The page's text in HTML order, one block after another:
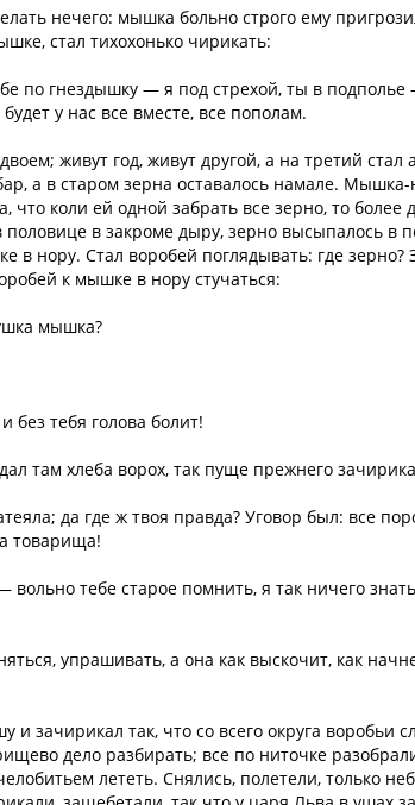
нечего: мышка больно строго ему
стал тихохонько чирикать:
по гнездышку — я под стрехой, ты в подполье
у нас все вместе, все пополам.
живут год, живут другой, а на третий стал
а в старом зерна оставалось намале.
коли ей одной забрать все зерно, то более
в закроме дыру, зерно высыпалось в
в нору. Стал воробей поглядывать: где зерно?
к мышке в нору стучаться:
мышка?
без тебя голова болит!
там хлеба ворох, так пуще прежнего
да где ж твоя правда? Уговор был: все
товарища!
тебе старое помнить, я так ничего
упрашивать, а она как выскочит, как
и зачирикал так, что со всего округа воробьи
дело разбирать; все по ниточке
лететь. Снялись, полетели, только